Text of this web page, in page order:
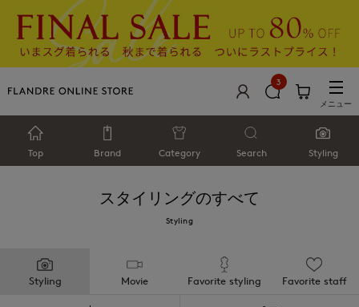
3
メニュー
Top Brand Category Search Styling
スタイリングのすべて
Styling
Styling Movie Favorite styling Favorite staff